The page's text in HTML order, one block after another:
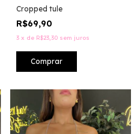
Cropped tule
R$69,90
3 x de R$23,30 sem juros